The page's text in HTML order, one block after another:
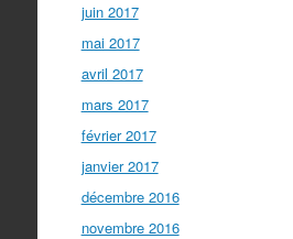
juin 2017
mai 2017
avril 2017
mars 2017
février 2017
janvier 2017
décembre 2016
novembre 2016